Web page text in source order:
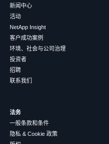
新闻中心
活动
NetApp Insight
客户成功案例
环境、社会与公司治理
投资者
招聘
联系我们
法务
一般条款和条件
隐私 & Cookie 政策